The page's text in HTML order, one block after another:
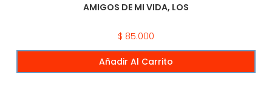
AMIGOS DE MI VIDA, LOS
$ 85.000
Añadir Al Carrito